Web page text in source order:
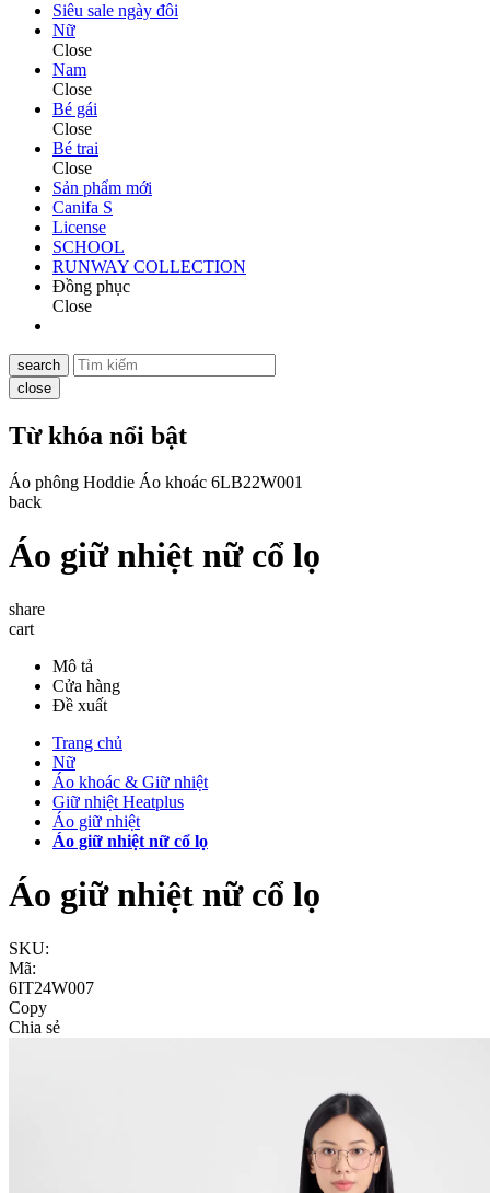
Siêu sale ngày đôi
Nữ
Close
Nam
Close
Bé gái
Close
Bé trai
Close
Sản phẩm mới
Canifa S
License
SCHOOL
RUNWAY COLLECTION
Đồng phục
Close
search
close
Từ khóa nổi bật
Áo phông Hoddie Áo khoác 6LB22W001
back
Áo giữ nhiệt nữ cổ lọ
share
cart
Mô tả
Cửa hàng
Đề xuất
Trang chủ
Nữ
Áo khoác & Giữ nhiệt
Giữ nhiệt Heatplus
Áo giữ nhiệt
Áo giữ nhiệt nữ cổ lọ
Áo giữ nhiệt nữ cổ lọ
SKU:
Mã:
6IT24W007
Copy
Chia sẻ